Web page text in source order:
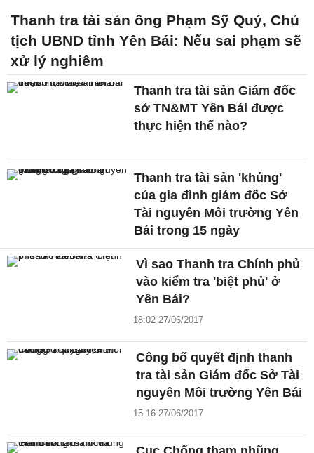
Thanh tra tài sản ông Phạm Sỹ Quý, Chủ
tịch UBND tỉnh Yên Bái: Nếu sai phạm sẽ
xử lý nghiêm
Thanh tra tài sản Giám đốc
sở TN&MT Yên Bái được
thực hiện thế nào?
Thanh tra tài sản 'khủng'
của gia đình giám đốc Sở
Tài nguyên Môi trường Yên
Bái trong 15 ngày
Vì sao Thanh tra Chính phủ
vào kiểm tra 'biệt phủ' ở
Yên Bái?
18:02 27/06/2017
Công bố quyết định thanh
tra tài sản Giám đốc Sở Tài
nguyên Môi trường Yên Bái
15:16 27/06/2017